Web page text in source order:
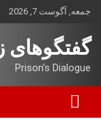
بروید
جمعه, آگوست 7, 2026
گفتگوهای
Prison's Dialogue